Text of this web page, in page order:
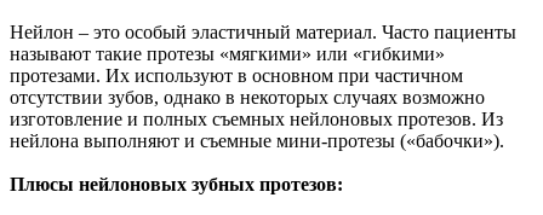
Нейлон – это особый эластичный материал. Часто пациенты
называют такие протезы «мягкими» или «гибкими»
протезами. Их используют в основном при частичном
отсутствии зубов, однако в некоторых случаях возможно
изготовление и полных съемных нейлоновых протезов. Из
нейлона выполняют и съемные мини-протезы («бабочки»).
Плюсы нейлоновых зубных протезов: